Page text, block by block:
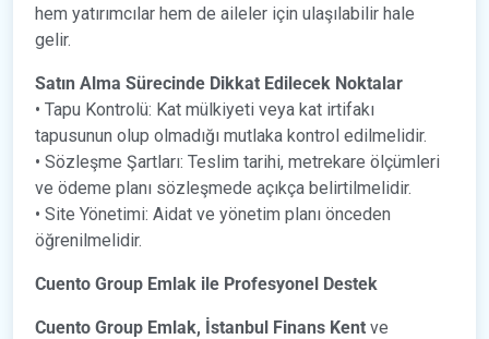
hem yatırımcılar hem de aileler için ulaşılabilir hale
gelir.
Satın Alma Sürecinde Dikkat Edilecek Noktalar
• Tapu Kontrolü: Kat mülkiyeti veya kat irtifakı
tapusunun olup olmadığı mutlaka kontrol edilmelidir.
• Sözleşme Şartları: Teslim tarihi, metrekare ölçümleri
ve ödeme planı sözleşmede açıkça belirtilmelidir.
• Site Yönetimi: Aidat ve yönetim planı önceden
öğrenilmelidir.
Cuento Group Emlak ile Profesyonel Destek
Cuento Group Emlak, İstanbul Finans Kent ve